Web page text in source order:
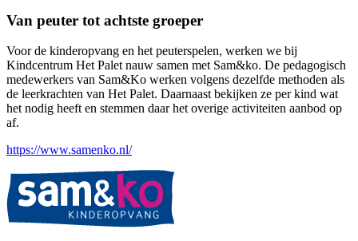
Van peuter tot achtste groeper
Voor de kinderopvang en het peuterspelen, werken we bij
Kindcentrum Het Palet nauw samen met Sam&ko. De pedagogisch
medewerkers van Sam&Ko werken volgens dezelfde methoden als
de leerkrachten van Het Palet. Daarnaast bekijken ze per kind wat
het nodig heeft en stemmen daar het overige activiteiten aanbod op
af.
https://www.samenko.nl/